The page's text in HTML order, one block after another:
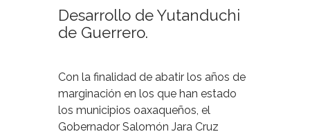
Desarrollo de Yutanduchi
de Guerrero.
Con la finalidad de abatir los años de
marginación en los que han estado
los municipios oaxaqueños, el
Gobernador Salomón Jara Cruz